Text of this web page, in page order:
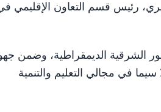
رئيس قسم التعاون الإقليمي
الشرقية الديمقراطية، وضمن
في مجالي التعليم والتنمية